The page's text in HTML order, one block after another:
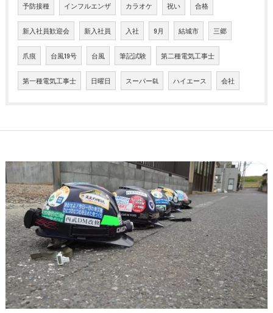
予防接種 インフルエンザ カラオケ 祝い 合格
新入社員歓迎会 新入社員 入社 9月 結城市 三郷
爪痕 台風19号 台風 筆記試験 第二種電気工事士
第一種電気工事士 日曜日 スーパーGL ハイエース 会社